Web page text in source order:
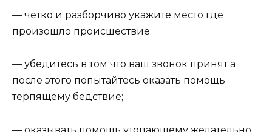
— четко и разборчиво укажите место где
произошло происшествие;
— убедитесь в том что ваш звонок принят а
после этого попытайтесь оказать помощь
терпящему бедствие;
— оказывать помощь утопающему желательно